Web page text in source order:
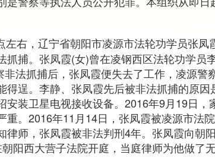
左右，辽宁省朝阳市凌源市法轮功学员张凤
捕。张凤霞(女)曾在凌钢西区法轮功学员
法抓捕后，张凤霞便失去了工作，凌源警
得逞。李静、张凤霞先后被非法抓捕的原
装卫星电视接收设备。2016年9月19日，
重。2016年11月14日，张凤霞被凌源市法
师，张凤霞被非法判刑4年。张凤霞向朝
阳西大营子法院开庭，当庭律师为他做了无